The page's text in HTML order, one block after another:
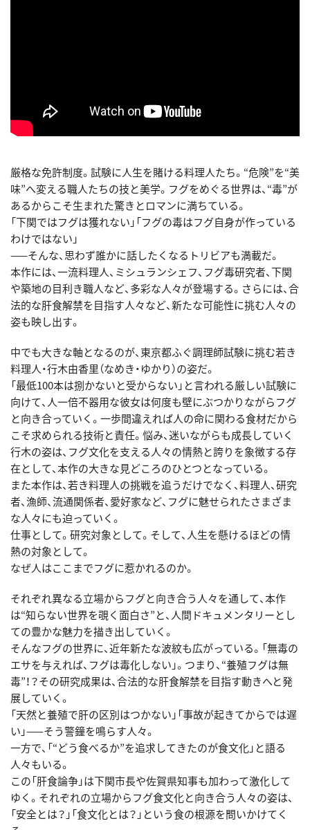
厳格な免許制度。試験に人生を賭ける料理人たち。“危険”を“美
味”へ変える職人たちの技と美学。フグをめぐる世界は、“毒”が
あるからこそ生まれた驚きとロマンに満ちている。
「下関ではフグは獲れない」「フグの毒はフグ自身が作っている
わけではない」
——そんな、思わず誰かに話したくなるトリビアも満載だ。
本作には、一流料理人、ミシュランシェフ、フグ毒研究者、下関
や築地の目利き職人など、多彩な人々が登場する。さらには、合
法的な肝食解禁を目指す人々など、新たな可能性に挑む人々の
姿も映し出す。
中でも大きな軸となるのが、東京都ふぐ調理師試験に挑む若き
料理人・行木由香里（なめき・ゆかり）の姿だ。
「最低100本は捌かないと受からない」と言われる厳しい試験に
向けて、人一倍不器用な彼女は何度も壁にぶつかりながらフグ
と向き合っていく。一歩間違えれば人の命に関わる食材だから
こそ求められる技術と責任。悩み、迷いながらも成長していく
行木の姿は、フグ文化を支える人々の情熱と誇りを象徴する存
在として、本作の大きな見どころのひとつとなっている。
また本作は、若き料理人の挑戦を追うだけでなく、料理人、研究
者、漁師、流通関係者、愛好家など、フグに魅せられたさまざま
な人々にも迫っていく。
仕事として。研究対象として。そして、人生を懸けるほどの情
熱の対象として。
なぜ人はここまでフグに惹かれるのか。
それぞれ異なる立場からフグと向き合う人々を通して、本作
は“知らない世界を覗く面白さ”と、人間ドキュメンタリーとし
ての豊かな魅力を描き出していく。
そんなフグの世界に、近年新たな波紋も広がっている。「無毒の
エサを与えれば、フグは毒化しない」。つまり、“養殖フグは無
毒”！？その研究成果は、合法的な肝食解禁を目指す動きへと発
展していく。
「天然と養殖で肝の区別はつかない」「事故が起きてからでは遅
い」——そう警鐘を鳴らす人々。
一方で、「“どう食べるか”を追求してきたのが食文化」と語る
人々もいる。
この「肝食論争」は下関市長や佐賀県知事も加わって激化して
ゆく。それぞれの立場からフグ食文化と向き合う人々の姿は、
「安全とは？」「食文化とは？」という食の根源を問いかけてく